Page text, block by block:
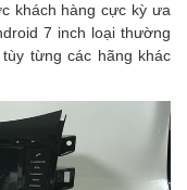
khách hàng cực kỳ ưa
7 inch loại thường
từng các hãng khác